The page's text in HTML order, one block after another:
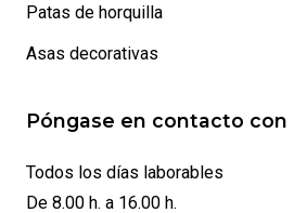
Patas de horquilla
Asas decorativas
Póngase en contacto con
Todos los días laborables
De 8.00 h. a 16.00 h.